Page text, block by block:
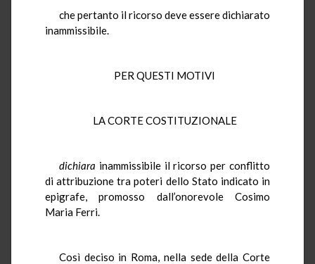
che pertanto il ricorso deve essere dichiarato
inammissibile.
PER QUESTI MOTIVI
LA CORTE COSTITUZIONALE
dichiara inammissibile il ricorso per conflitto
di attribuzione tra poteri dello Stato indicato in
epigrafe, promosso dall’onorevole Cosimo
Maria Ferri.
Così deciso in Roma, nella sede della Corte